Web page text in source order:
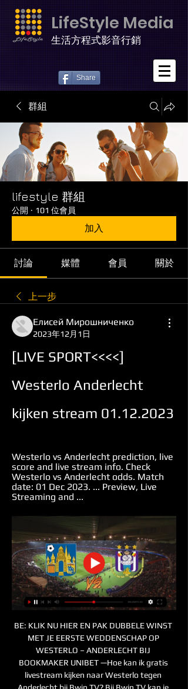
LifeStyle Media
生活方程式影音行銷
Share
群組
lifestyle 群組
公開 · 101 位會員
加入
討論 媒體 會員 關於
上一步
Елисей Мирошниченко
2023年12月1日
[LIVE SPORT<<<<]
Westerlo Anderlecht
kijken stream 01.12.2023
Westerlo vs Anderlecht prediction, live
score and live stream info. Check
Westerlo vs Anderlecht odds. Match
date: 01 Dec 2023. ... Preview, Live
Streaming and ...
BE: KLIK NU HIER EN PAK DUBBELE WINST
MET JE EERSTE WEDDENSCHAP OP
WESTERLO – ANDERLECHT BIJ
BOOKMAKER UNIBET —Hoe kan ik gratis
livestream kijken naar Westerlo tegen